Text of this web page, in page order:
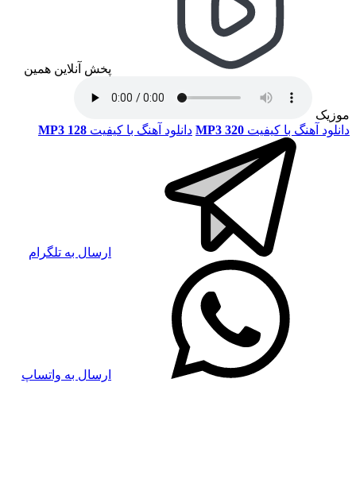
پخش آنلاین همین
موزیک
دانلود آهنگ با کیفیت MP3 320 دانلود آهنگ با کیفیت MP3 128
ارسال به تلگرام
ارسال به واتساپ